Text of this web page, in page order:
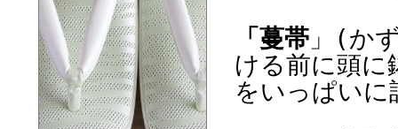
「蔓帯」(か
ける前に頭に
をいっぱいに